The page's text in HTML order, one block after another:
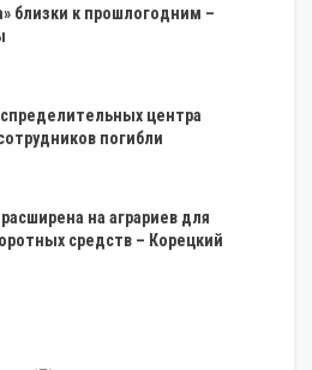
близки к прошлогодним –
центра
погибли
на аграриев для
средств – Корецкий